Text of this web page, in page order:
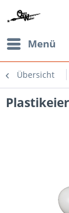
Menü
Übersicht